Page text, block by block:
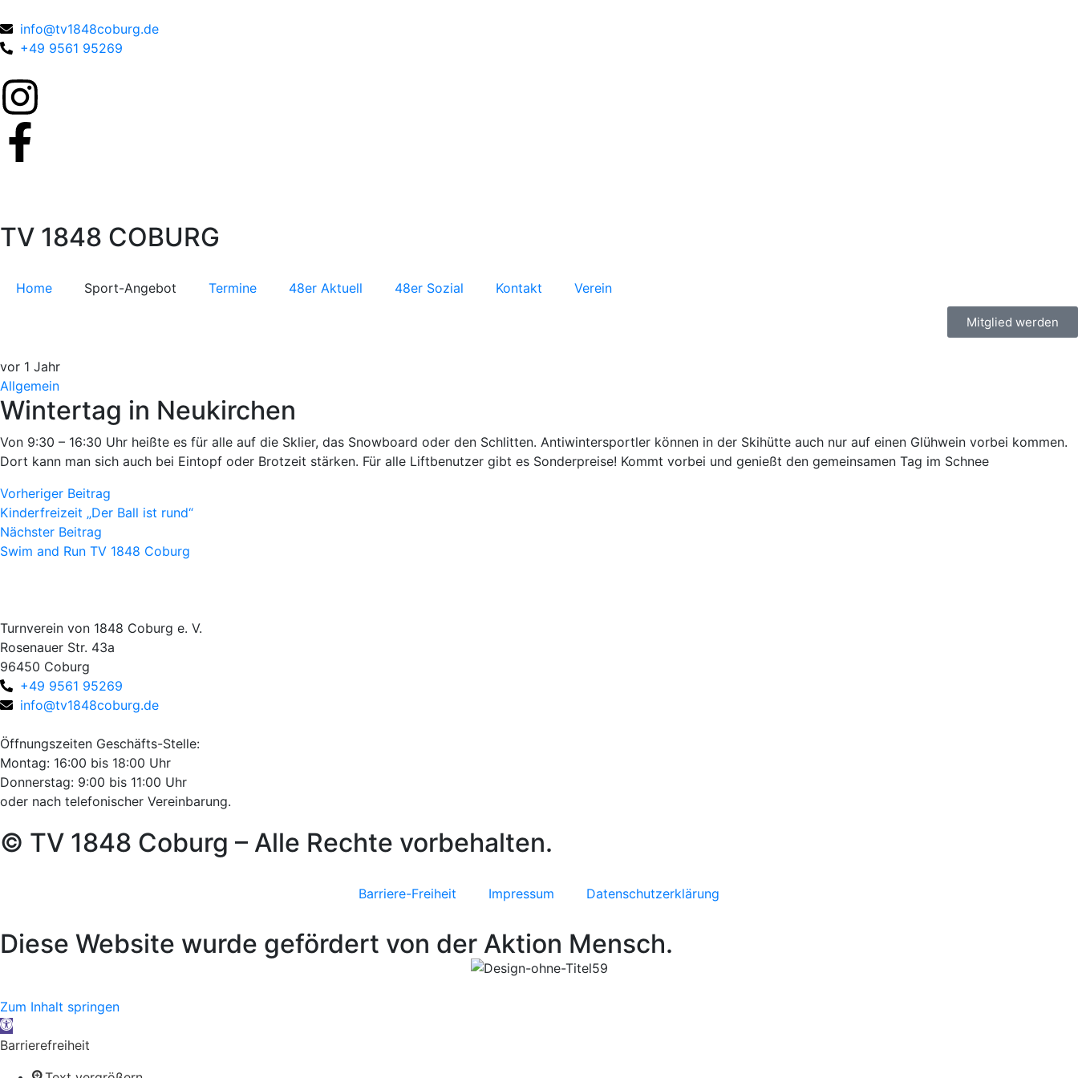
info@tv1848coburg.de
+49 9561 95269
TV 1848 COBURG
Home Sport-Angebot Termine 48er Aktuell 48er Sozial Kontakt Verein
Mitglied werden
vor 1 Jahr
Allgemein
Wintertag in Neukirchen
Von 9:30 – 16:30 Uhr heißte es für alle auf die Sklier, das Snowboard oder den Schlitten. Antiwintersportler können in der Skihütte auch nur auf einen Glühwein vorbei kommen.
Dort kann man sich auch bei Eintopf oder Brotzeit stärken. Für alle Liftbenutzer gibt es Sonderpreise! Kommt vorbei und genießt den gemeinsamen Tag im Schnee
Vorheriger Beitrag
Kinderfreizeit „Der Ball ist rund“
Nächster Beitrag
Swim and Run TV 1848 Coburg
Turnverein von 1848 Coburg e. V.
Rosenauer Str. 43a
96450 Coburg
+49 9561 95269
info@tv1848coburg.de
Öffnungszeiten Geschäfts-Stelle:
Montag: 16:00 bis 18:00 Uhr
Donnerstag: 9:00 bis 11:00 Uhr
oder nach telefonischer Vereinbarung.
© TV 1848 Coburg – Alle Rechte vorbehalten.
Barriere-Freiheit Impressum Datenschutzerklärung
Diese Website wurde gefördert von der Aktion Mensch.
Zum Inhalt springen
Werkzeugleiste öffnen
Barrierefreiheit